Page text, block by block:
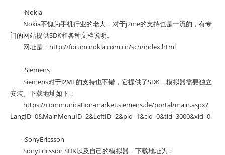
·Nokia
Nokia不愧为手机行业的老大，对于j2me的支持也是一流的，有专
门的网站提供SDK和各种文档说明。
网址是：http://forum.nokia.com.cn/sch/index.html
·Siemens
Siemens对于J2ME的支持也不错，它提供了SDK，模拟器需要独立
安装。下载地址如下：
https://communication-market.siemens.de/portal/main.aspx?
LangID=0&MainMenuID=2&LeftID=2&pid=1&cid=0&tid=3000&xid=0
·SonyEricsson
SonyEricsson SDK以及自己的模拟器，下载地址为：